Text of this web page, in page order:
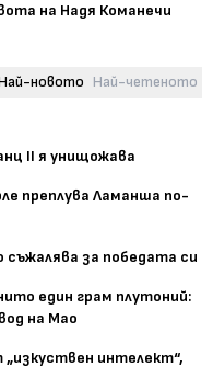
на Надя Команечи
новото Най-четеното
II я унищожава
преплува Ламанша по-
за победата си
един грам плутоний:
на Мао
интелект“,